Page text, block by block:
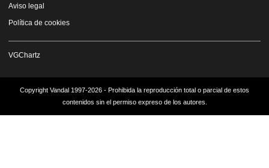
Aviso legal
Política de cookies
VGChartz
Copyright Vandal 1997-2026 - Prohibida la reproducción total o parcial de estos
contenidos sin el permiso expreso de los autores.